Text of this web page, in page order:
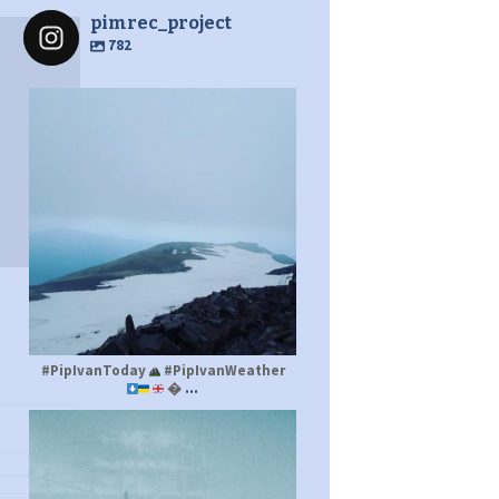
pimrec_project
782
#PipIvanToday
#PipIvanWeather
 ...